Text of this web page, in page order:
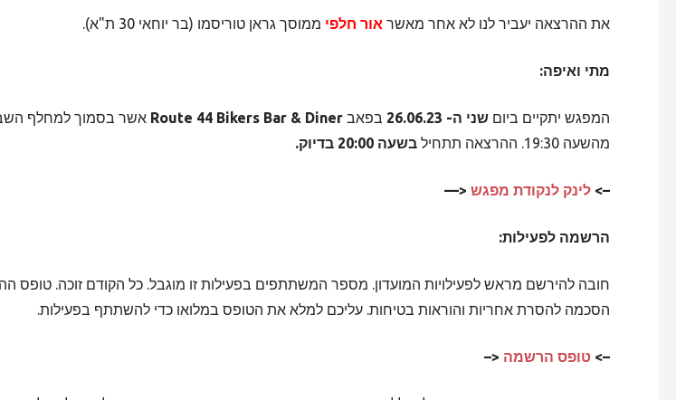
את ההרצאה יעביר לנו לא אחר מאשר אור חלפי ממוסך גראן טוריסמו (בר יוחאי 30 ת"א).
מתי ואיפה:
המפגש יתקיים ביום שני ה- 26.06.23 בפאב Route 44 Bikers Bar & Diner אשר בסמוך למחלף
מהשעה 19:30. ההרצאה תתחיל
בשעה 20:00 בדיוק.
–> לינק לנקודת מפגש<—
הרשמה לפעילות:
חובה להירשם מראש לפעילויות המועדון. מספר המשתתפים בפעילות זו מוגבל. כל הקודם זוכה. טופס
הסכמה להסרת אחריות והוראות בטיחות. עליכם למלא את הטופס במלואו כדי להשתתף בפעילות.
–> טופס הרשמה <–